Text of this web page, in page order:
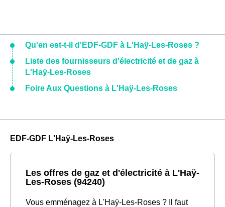
Qu'en est-t-il d'EDF-GDF à L'Haÿ-Les-Roses ?
Liste des fournisseurs d'électricité et de gaz à
L'Haÿ-Les-Roses
Foire Aux Questions à L'Haÿ-Les-Roses
EDF-GDF L'Haÿ-Les-Roses
Les offres de gaz et d'électricité à L'Haÿ-
Les-Roses (94240)
Vous emménagez à L'Haÿ-Les-Roses ? Il faut